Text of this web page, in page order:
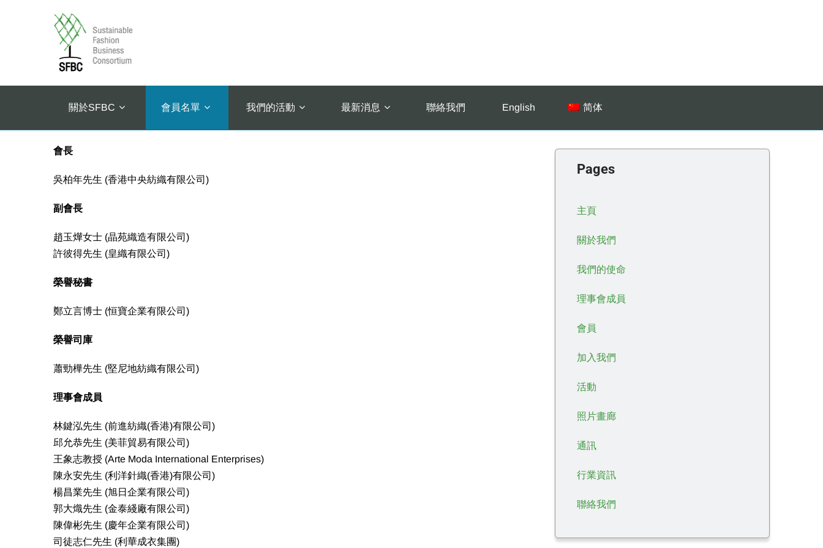
關於SFBC 會員名單 我們的活動 最新消息 聯絡我們 English 简体
會長
吳柏年先生 (香港中央紡織有限公司)
副會長
趙玉燁女士 (晶苑織造有限公司)
許彼得先生 (皇織有限公司)
榮譽秘書
鄭立言博士 (恒寶企業有限公司)
榮譽司庫
蕭勁樺先生 (堅尼地紡織有限公司)
理事會成員
林鍵泓先生 (前進紡織(香港)有限公司)
邱允恭先生 (美菲貿易有限公司)
王象志教授 (Arte Moda International Enterprises)
陳永安先生 (利洋針織(香港)有限公司)
楊昌業先生 (旭日企業有限公司)
郭大熾先生 (金泰綫廠有限公司)
陳偉彬先生 (慶年企業有限公司)
司徒志仁先生 (利華成衣集團)
Pages
主頁
關於我們
我們的使命
理事會成員
會員
加入我們
活動
照片畫廊
通訊
行業資訊
聯絡我們